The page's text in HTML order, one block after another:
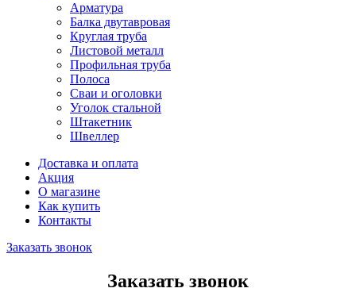
Арматура
Балка двутавровая
Круглая труба
Листовой металл
Профильная труба
Полоса
Сваи и оголовки
Уголок стальной
Штакетник
Швеллер
Доставка и оплата
Акция
О магазине
Как купить
Контакты
Заказать звонок
Заказать звонок